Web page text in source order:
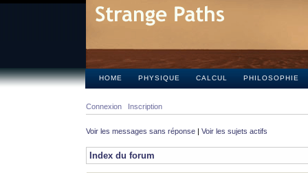
HOME PHYSIQUE CALCUL PHILOSOPHIE
Connexion Inscription
Voir les messages sans réponse | Voir les sujets actifs
Index du forum